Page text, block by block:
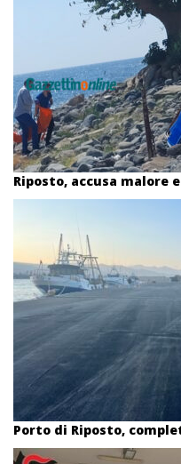
Riposto, accusa malore
Porto di Riposto,